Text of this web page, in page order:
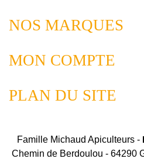
NOS MARQUES
MON COMPTE
PLAN DU SITE
Famille Michaud Apiculteurs -
Chemin de Berdoulou - 64290